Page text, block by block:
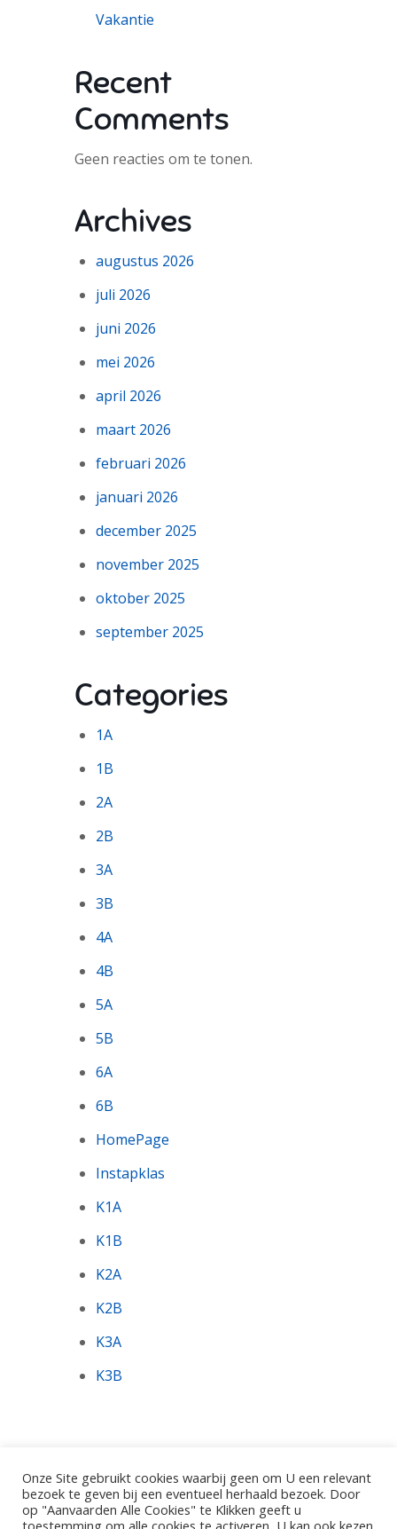
Vakantie
Recent
Comments
Geen reacties om te tonen.
Archives
augustus 2026
juli 2026
juni 2026
mei 2026
april 2026
maart 2026
februari 2026
januari 2026
december 2025
november 2025
oktober 2025
september 2025
Categories
1A
1B
2A
2B
3A
3B
4A
4B
5A
5B
6A
6B
HomePage
Instapklas
K1A
K1B
K2A
K2B
K3A
K3B
Onze Site gebruikt cookies waarbij geen om U een relevant
bezoek te geven bij een eventueel herhaald bezoek. Door
op "Aanvaarden Alle Cookies" te Klikken geeft u
toestemming om alle cookies te activeren, U kan ook kezen